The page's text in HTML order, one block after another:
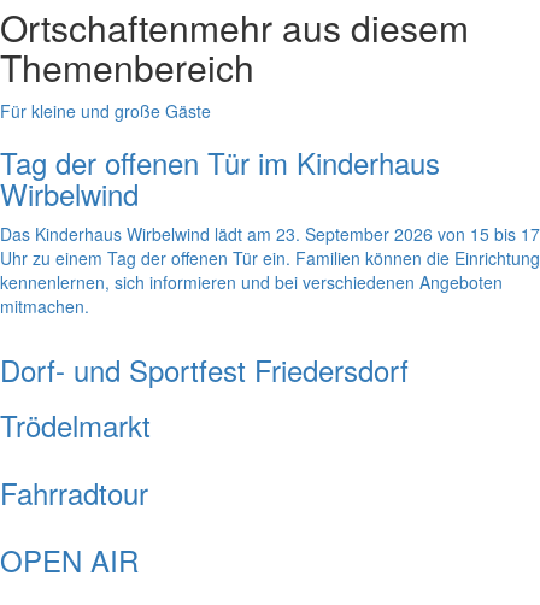
Ortschaftenmehr aus diesem
Themenbereich
Für kleine und große Gäste
Tag der offenen Tür im Kinderhaus
Wirbelwind
Das Kinderhaus Wirbelwind lädt am 23. September 2026 von 15 bis 17
Uhr zu einem Tag der offenen Tür ein. Familien können die Einrichtung
kennenlernen, sich informieren und bei verschiedenen Angeboten
mitmachen.
Dorf- und Sportfest Friedersdorf
Trödelmarkt
Fahrradtour
OPEN AIR